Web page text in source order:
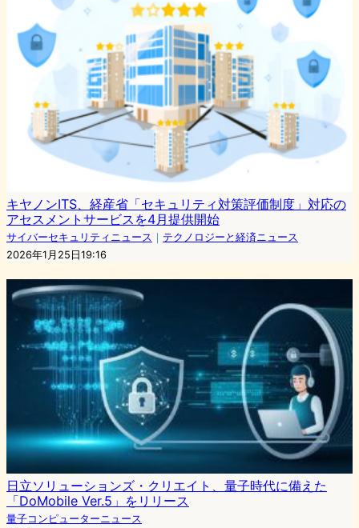
キヤノンITS、経産省「セキュリティ対策評価制度」対応の
アセスメントサービスを4月提供開始
サイバーセキュリティニュース ｜ テクノロジーと経済ニュース
2026年1月25日19:16
日立ソリューションズ・クリエイト、量子時代に備えた
「DoMobile Ver.5」をリリース
量子コンピューターニュース